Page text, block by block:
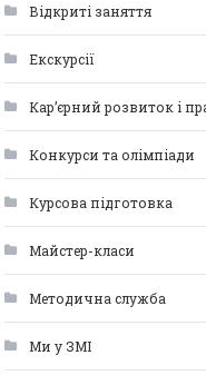
Відкриті заняття
Екскурсії
Кар’єрний розвиток і
Конкурси та олімпіади
Курсова підготовка
Майстер-класи
Методична служба
Ми у ЗМІ